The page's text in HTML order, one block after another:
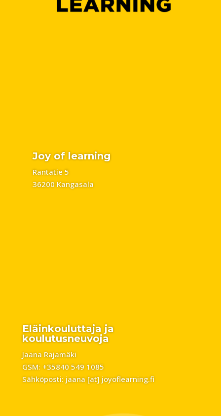
Joy of learning
Rantatie 5
36200 Kangasala
Eläinkouluttaja ja
koulutusneuvoja
Jaana Rajamäki
GSM: +35840 549 1085
Sähköposti: jaana [at] joyoflearning.fi